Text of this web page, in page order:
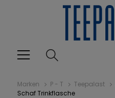
Marken P - T Teepalast
Schaf Trinkflasche